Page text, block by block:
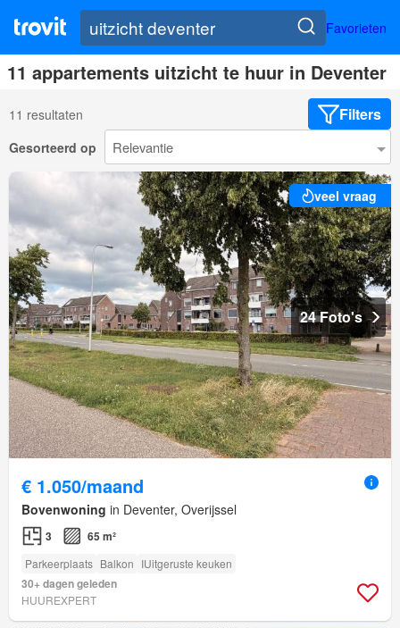
Favorieten
11 appartements uitzicht te huur in Deventer
11 resultaten Filters
Gesorteerd op
veel vraag
24 Foto's
€ 1.050/maand
Bovenwoning in Deventer, Overijssel
3 65 m²
Parkeerplaats Balkon IUitgeruste keuken
30+ dagen geleden
HUUREXPERT